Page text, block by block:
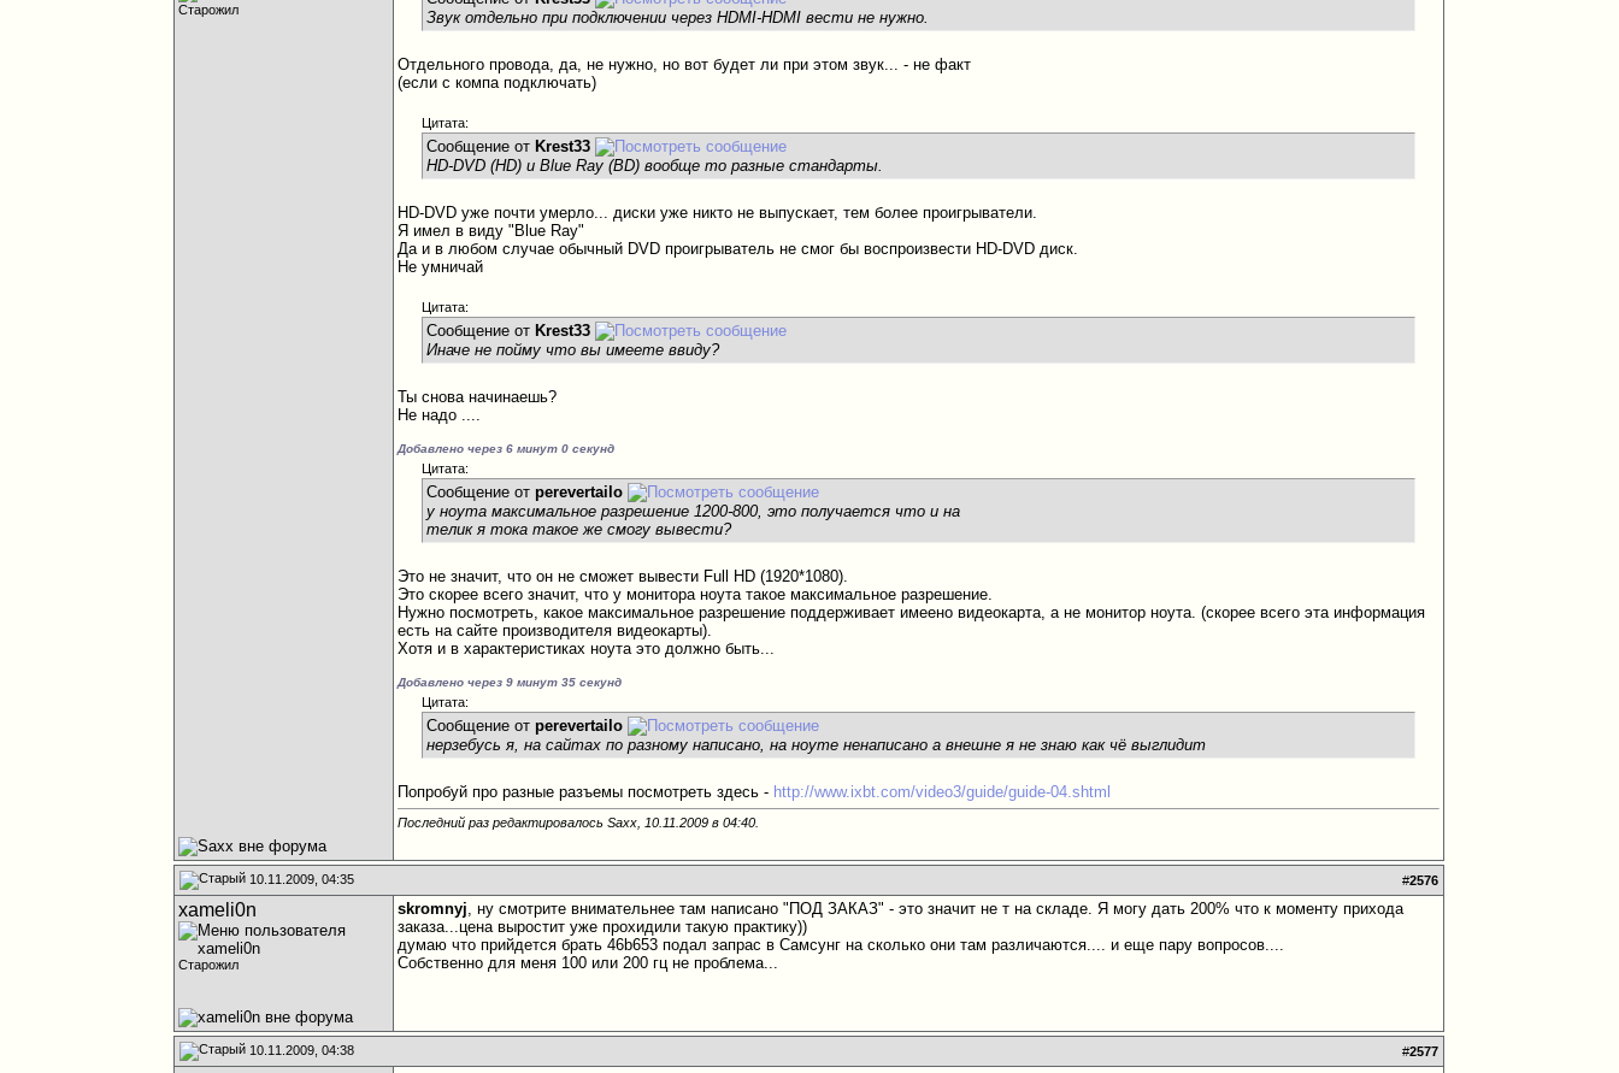
Старожил
Звук отдельно при подключении через HDMI-HDMI вести не нужно.
Отдельного провода, да, не нужно, но вот будет ли при этом звук... - не факт
(если с компа подключать)
Цитата:
Сообщение от Krest33
HD-DVD (HD) и Blue Ray (ВD) вообще то разные стандарты.
HD-DVD уже почти умерло... диски уже никто не выпускает, тем более проигрыватели.
Я имел в виду "Blue Ray"
Да и в любом случае обычный DVD проигрыватель не смог бы воспроизвести HD-DVD диск.
Не умничай
Цитата:
Сообщение от Krest33
Иначе не пойму что вы имеете ввиду?
Ты снова начинаешь?
Не надо ....
Добавлено через 6 минут 0 секунд
Цитата:
Сообщение отperevertailo
у ноута максимальное разрешение 1200-800, это получается что и на
телик я тока такое же смогу вывести?
Это не значит, что он не сможет вывести Full HD (1920*1080).
Это скорее всего значит, что у монитора ноута такое максимальное разрешение.
Нужно посмотреть, какое максимальное разрешение поддерживает имеено видеокарта, а не монитор ноута. (скорее всего эта информация
есть на сайте производителя видеокарты).
Хотя и в характеристиках ноута это должно быть...
Добавлено через 9 минут 35 секунд
Цитата:
Сообщение отperevertailo
нерзебусь я, на сайтах по разному написано, на ноуте ненаписано а внешне я не знаю как чё выглидит
Попробуй про разные разъемы посмотреть здесь - http://www.ixbt.com/video3/guide/guide-04.shtml
Последний раз редактировалось Saxx, 10.11.2009 в04:40
10.11.2009, 04:35 #2576
xameli0n
Старожил
skromnyj, ну смотрите внимательнее там написано "ПОД ЗАКАЗ" - это значит не т на складе. Я могу дать 200% что к моменту прихода
заказа...цена выростит уже прохидили такую практику))
думаю что прийдется брать 46b653 подал запрас в Самсунг на сколько они там различаются.... и еще пару вопросов....
Собственно для меня 100 или 200 гц не проблема...
10.11.2009, 04:38 #2577